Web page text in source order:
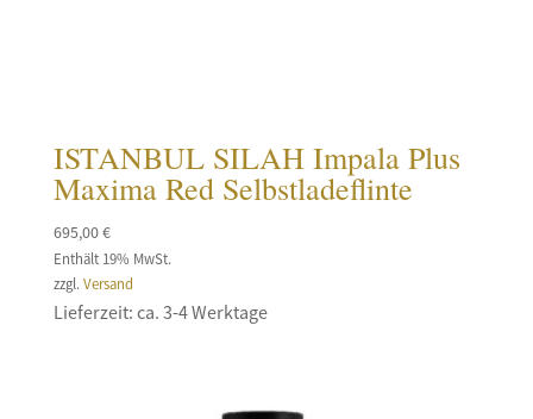
ISTANBUL SILAH Impala Plus
Maxima Red Selbstladeflinte
695,00€
Enthält 19% MwSt.
zzgl.Versand
Lieferzeit: ca. 3-4 Werktage